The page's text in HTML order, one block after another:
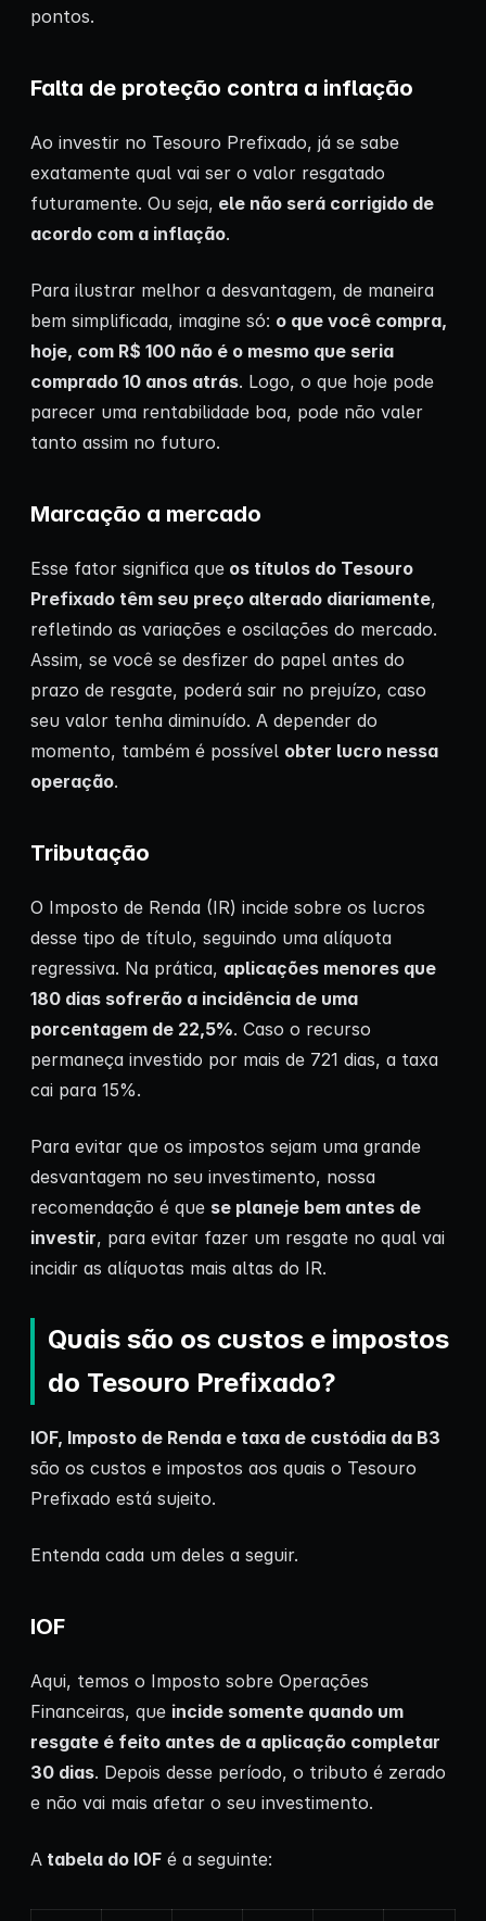
pontos.
Falta de proteção contra a inflação
Ao investir no Tesouro Prefixado, já se sabe
exatamente qual vai ser o valor resgatado
futuramente. Ou seja, ele não será corrigido de
acordo com a inflação.
Para ilustrar melhor a desvantagem, de maneira
bem simplificada, imagine só: o que você compra,
hoje, com R$ 100 não é o mesmo que seria
comprado 10 anos atrás. Logo, o que hoje pode
parecer uma rentabilidade boa, pode não valer
tanto assim no futuro.
Marcação a mercado
Esse fator significa que os títulos do Tesouro
Prefixado têm seu preço alterado diariamente,
refletindo as variações e oscilações do mercado.
Assim, se você se desfizer do papel antes do
prazo de resgate, poderá sair no prejuízo, caso
seu valor tenha diminuído. A depender do
momento, também é possível obter lucro nessa
operação.
Tributação
O Imposto de Renda (IR) incide sobre os lucros
desse tipo de título, seguindo uma alíquota
regressiva. Na prática, aplicações menores que
180 dias sofrerão a incidência de uma
porcentagem de 22,5%. Caso o recurso
permaneça investido por mais de 721 dias, a taxa
cai para 15%.
Para evitar que os impostos sejam uma grande
desvantagem no seu investimento, nossa
recomendação é que se planeje bem antes de
investir, para evitar fazer um resgate no qual vai
incidir as alíquotas mais altas do IR.
Quais são os custos e impostos
do Tesouro Prefixado?
IOF, Imposto de Renda e taxa de custódia da B3
são os custos e impostos aos quais o Tesouro
Prefixado está sujeito.
Entenda cada um deles a seguir.
IOF
Aqui, temos o Imposto sobre Operações
Financeiras, que incide somente quando um
resgate é feito antes de a aplicação completar
30 dias. Depois desse período, o tributo é zerado
e não vai mais afetar o seu investimento.
A tabela do IOF é a seguinte: